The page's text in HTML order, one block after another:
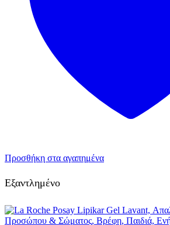
Προσθήκη στα αγαπημένα
Εξαντλημένο